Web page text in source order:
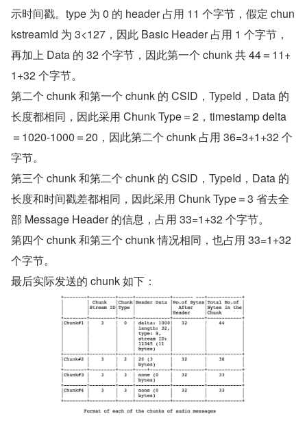
示时间戳。type 为 0 的 header 占用 11 个字节，假定 chun
kstreamId 为 3<127，因此 Basic Header 占用 1 个字节，
再加上 Data 的 32 个字节，因此第一个 chunk 共 44＝11+
1+32 个字节。
第二个 chunk 和第一个 chunk 的 CSID，TypeId，Data 的
长度都相同，因此采用 Chunk Type＝2，timestamp delta
＝1020-1000＝20，因此第二个 chunk 占用 36=3+1+32 个
字节。
第三个 chunk 和第二个 chunk 的 CSID，TypeId，Data 的
长度和时间戳差都相同，因此采用 Chunk Type＝3 省去全
部 Message Header 的信息，占用 33=1+32 个字节。
第四个 chunk 和第三个 chunk 情况相同，也占用 33=1+32
个字节。
最后实际发送的 chunk 如下：